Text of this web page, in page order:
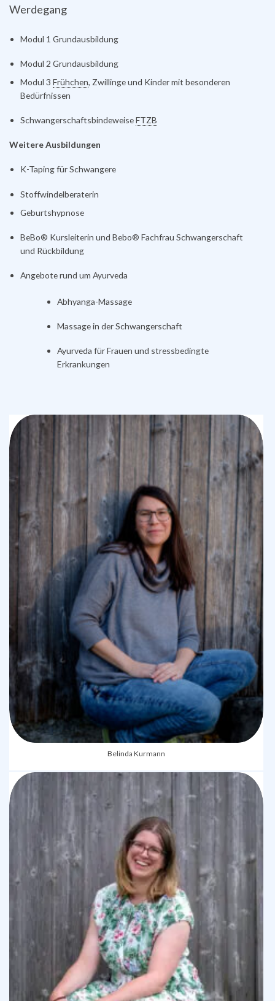
Werdegang
Modul 1 Grundausbildung
Modul 2 Grundausbildung
Modul 3 Frühchen, Zwillinge und Kinder mit besonderen
Bedürfnissen
SchwangerschaftsbindeweiseFTZB
Weitere Ausbildungen
K-Taping für Schwangere
Stoffwindelberaterin
Geburtshypnose
BeBo® Kursleiterin und Bebo® Fachfrau Schwangerschaft
und Rückbildung
Angebote rund um Ayurveda
Abhyanga-Massage
Massage in der Schwangerschaft
Ayurveda für Frauen und stressbedingte
Erkrankungen
Belinda Kurmann